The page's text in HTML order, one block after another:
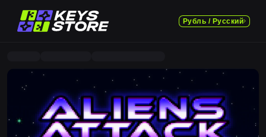
Рубль / Русский